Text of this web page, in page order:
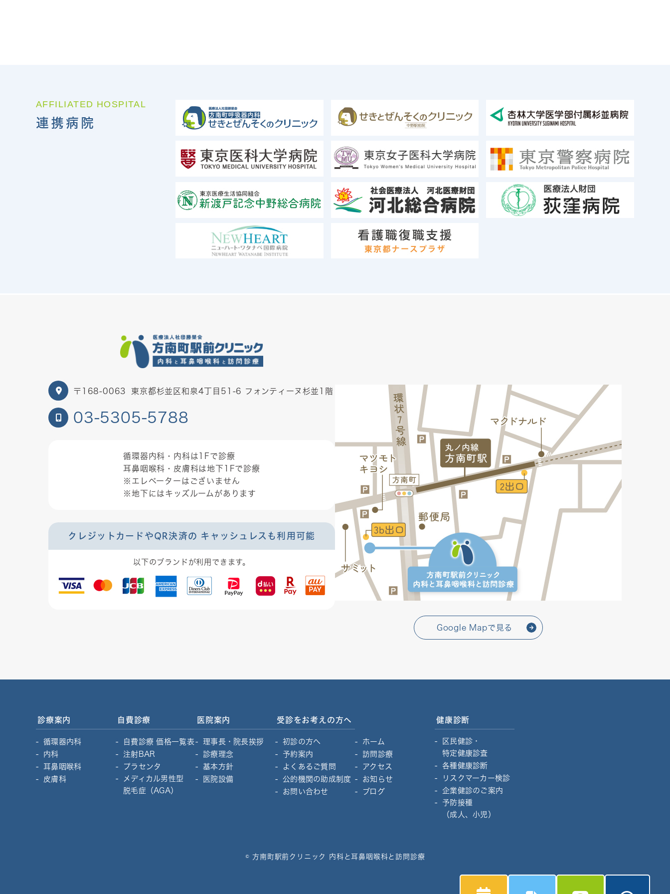
AFFILIATED HOSPITAL
連携病院
〒168-0063 東京都杉並区和泉4丁目51-6 フォンティーヌ杉並1階
03-5305-5788
循環器内科・内科は1Fで診療
耳鼻咽喉科・皮膚科は地下1Fで診療
※エレベーターはございません
※地下にはキッズルームがあります
クレジットカードやQR決済の キャッシュレスも利用可能
以下のブランドが利用できます。
Google Mapで見る
診療案内
循環器内科
内科
耳鼻咽喉科
皮膚科
自費診療
自費診療 価格一覧表
注射BAR
プラセンタ
メディカル男性型
脱毛症（AGA）
医院案内
理事長・院長挨拶
診療理念
基本方針
医院設備
受診をお考えの方へ
初診の方へ
予約案内
よくあるご質問
公的機関の助成制度
お問い合わせ
ホーム
訪問診療
アクセス
お知らせ
ブログ
健康診断
区民健診・
特定健康診査
各種健康診断
リスクマーカー検診
企業健診のご案内
予防接種
（成人、小児）
© 方南町駅前クリニック 内科と耳鼻咽喉科と訪問診療